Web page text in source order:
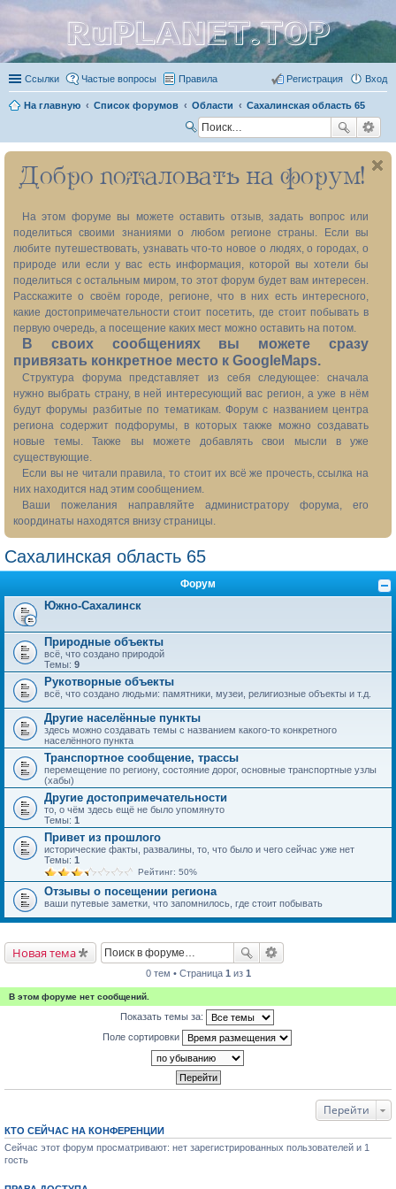
RuPLANET.TOP
Ссылки Частые вопросы Правила Вход
Регистрация
На главную Список форумов Области Сахалинская область 65
ск
Добро пожаловать на форум!
На этом форуме вы можете оставить отзыв, задать вопрос или
поделиться своими знаниями о любом регионе страны. Если вы
любите путешествовать, узнавать что-то новое о людях, о городах, о
природе или если у вас есть информация, которой вы хотели бы
поделиться с остальным миром, то этот форум будет вам интересен.
Расскажите о своём городе, регионе, что в них есть интересного,
какие достопримечательности стоит посетить, где стоит побывать в
первую очередь, а посещение каких мест можно оставить на потом.
В своих сообщениях вы можете сразу
привязать конкретное место к GoogleMaps.
Структура форума представляет из себя следующее: сначала
нужно выбрать страну, в ней интересующий вас регион, а уже в нём
будут форумы разбитые по тематикам. Форум с названием центра
региона содержит подфорумы, в которых также можно создавать
новые темы. Также вы можете добавлять свои мысли в уже
существующие.
Если вы не читали правила, то стоит их всё же прочесть, ссылка на
них находится над этим сообщением.
Ваши пожелания направляйте администратору форума, его
координаты находятся внизу страницы.
Сахалинская область 65
Форум
Южно-Сахалинск
Природные объекты
всё, что создано природой
Темы: 9
Рукотворные объекты
всё, что создано людьми: памятники, музеи, религиозные объекты и т.д.
Другие населённые пункты
здесь можно создавать темы с названием какого-то конкретного
населённого пункта
Транспортное сообщение, трассы
перемещение по региону, состояние дорог, основные транспортные узлы
(хабы)
Другие достопримечательности
то, о чём здесь ещё не было упомянуто
Темы: 1
Привет из прошлого
исторические факты, развалины, то, что было и чего сейчас уже нет
Темы: 1
Рейтинг: 50%
Отзывы о посещении региона
ваши путевые заметки, что запомнилось, где стоит побывать
Новая тема
0 тем • Страница 1 из 1
В этом форуме нет сообщений.
Показать темы за:
Поле сортировки
Перейти
КТО СЕЙЧАС НА КОНФЕРЕНЦИИ
Сейчас этот форум просматривают: нет зарегистрированных пользователей и 1
гость